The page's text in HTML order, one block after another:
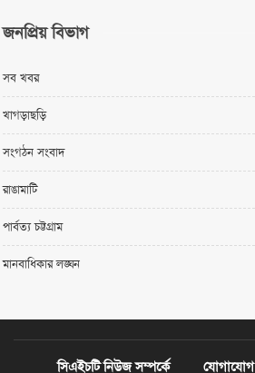
জনপ্রিয় বিভাগ
সব খবর
খাগড়াছড়ি
সংগঠন সংবাদ
রাঙামাটি
পার্বত্য চট্টগ্রাম
মানবাধিকার লঙ্ঘন
সিএইচটি নিউজ সম্পর্কে যোগাযোগ